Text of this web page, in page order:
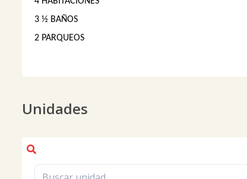
3 ½ BAÑOS
2 PARQUEOS
Unidades